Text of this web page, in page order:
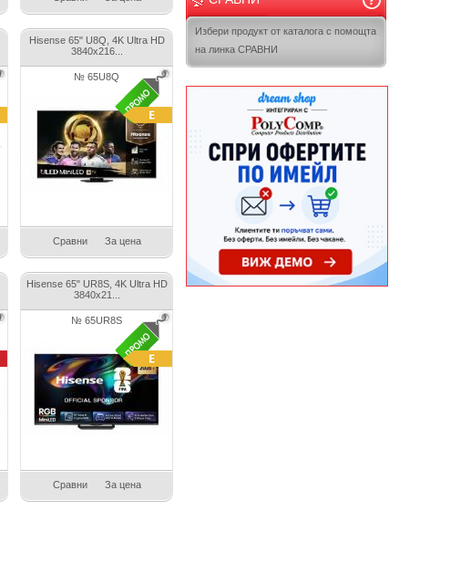
Hisense 65" U8Q, 4K Ultra HD
3840x216...
№ 65U8Q
Сравни За цена
Hisense 65" UR8S, 4K Ultra HD
3840x21...
№ 65UR8S
Сравни За цена
Избери продукт от каталога с помощта
на линка СРАВНИ